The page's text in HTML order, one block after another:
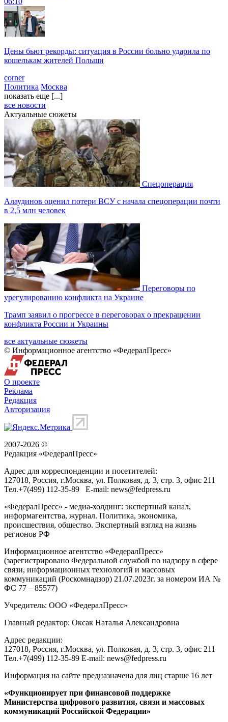
Цены бьют рекорды: ситуация в России больно ударила по
кошелькам жителей Польши
corner
Политика Москва
показать еще [...]
все новости
Актуальные сюжеты
Спецоперация
Алаудинов оценил потери ВСУ с начала спецоперации почти
в 2,5 млн человек
Переговоры по
урегулированию конфликта на Украине
Трамп заявил о прогрессе в переговорах о прекращении
конфликта России и Украины
все актуальные сюжеты
© Информационное агентство «ФедералПресс»
О проекте
Реклама
Редакция
Авторизация
2007-2026 ©
Редакция «ФедералПресс»
Адрес для корреспонденции и посетителей:
127018, Россия, г.Москва, ул. Полковая, д. 3, стр. 3, офис 211
Тел.+7(499) 112-35-89 E-mail: news@fedpress.ru
«ФедералПресс» - медиа-холдинг: экспертный канал,
информагентства, журнал. Политика, экономика,
происшествия, общество. Экспертный взгляд на жизнь
регионов РФ
Информационное агентство «ФедералПресс»
(зарегистрировано Федеральной службой по надзору в сфере
связи, информационных технологий и массовых
коммуникаций (Роскомнадзор) 21.07.2023г. за номером ИА №
ФС 77 – 85577)
Учредитель: ООО «ФедералПресс»
Главный редактор: Оксак Наталья Александровна
Адрес редакции:
127018, Россия, г.Москва, ул. Полковая, д. 3, стр. 3, офис 211
Тел.+7(499) 112-35-89 E-mail: news@fedpress.ru
Информация на сайте предназначена для лиц старше 16 лет
«Функционирует при финансовой поддержке
Министерства цифрового развития, связи и массовых
коммуникаций Российской Федерации»